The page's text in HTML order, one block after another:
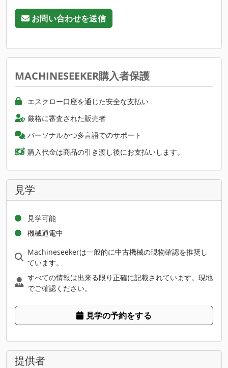
お問い合わせを送信
MACHINESEEKER購入者保護
エスクロー口座を通じた安全な支払い
厳格に審査された販売者
パーソナルかつ多言語でのサポート
購入代金は商品の引き渡し後にお支払いします。
見学
見学可能
機械通電中
Machineseekerは一般的に中古機械の現物確認を推奨し
ています。
すべての情報は出来る限り正確に記載されています。現地
でご確認ください。
見学の予約をする
提供者